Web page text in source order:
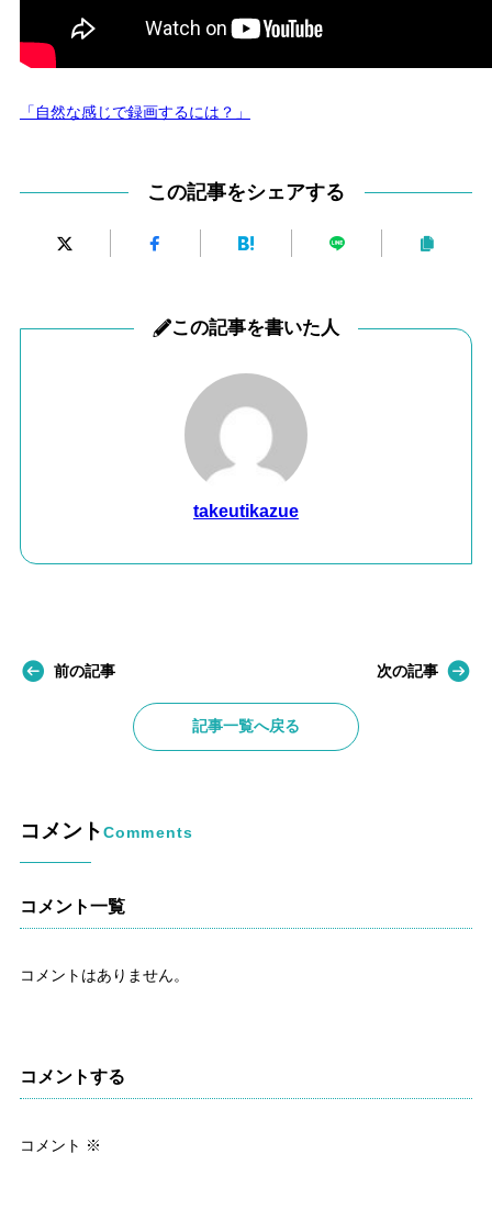
「自然な感じで録画するには？」
この記事をシェアする
この記事を書いた人
takeutikazue
前の記事
記事一覧へ戻る
次の記事
コメントComments
コメント一覧
コメントはありません。
コメントする
コメント ※